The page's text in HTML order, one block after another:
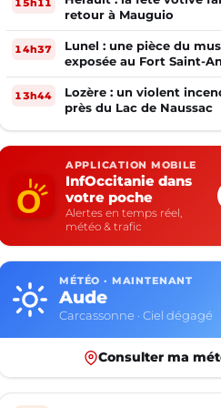
retour à Mauguio
14h37
Lunel : une pièce du
exposée au Fort Saint-
13h44
Lozère : un violent
près du Lac de Naussac
APPLICATION MOBILE
InfOccitanie dans
votre poche
Alertes en temps réel,
météo & trafic
MÉTÉO · MAINTENANT
Aude
Carcassonne · Ciel dégagé
Consulter ma